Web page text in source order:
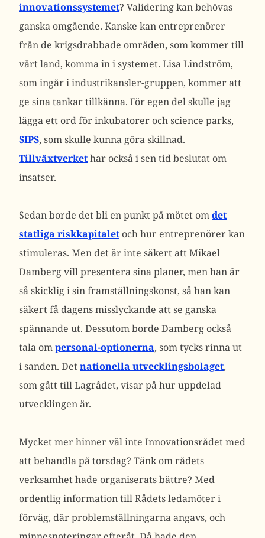
innovationssystemet? Validering kan behövas
ganska omgående. Kanske kan entreprenörer
från de krigsdrabbade områden, som kommer till
vårt land, komma in i systemet. Lisa Lindström,
som ingår i industrikansler-gruppen, kommer att
ge sina tankar tillkänna. För egen del skulle jag
lägga ett ord för inkubatorer och science parks,
SIPS, som skulle kunna göra skillnad.
Tillväxtverkethar också i sen tid beslutat om
insatser.
Sedan borde det bli en punkt på mötet omdet
statliga riskkapitaletoch hur entreprenörer kan
stimuleras. Men det är inte säkert att Mikael
Damberg vill presentera sina planer, men han är
så skicklig i sin framställningskonst, så han kan
säkert få dagens misslyckande att se ganska
spännande ut. Dessutom borde Damberg också
tala ompersonal-optionerna, som tycks rinna ut
i sanden. Detnationella utvecklingsbolaget,
som gått till Lagrådet, visar på hur uppdelad
utvecklingen är.
Mycket mer hinner väl inte Innovationsrådet med
att behandla på torsdag? Tänk om rådets
verksamhet hade organiserats bättre? Med
ordentlig information till Rådets ledamöter i
förväg, där problemställningarna angavs, och